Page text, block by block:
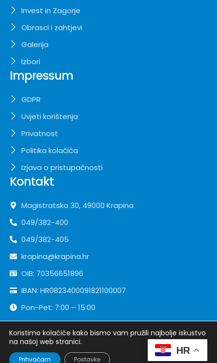
Invest in Zagorje
Obrasci i zahtjevi
Galerija
Izbori
Impressum
GDPR
Uvjeti korištenja
Privatnost
Politika kolačića
Izjava o pristupačnosti
Kontakt
Magistratska 30, 49000 Krapina
049/382-400
049/382-405
krapina@krapina.hr
OIB: 70356651896
IBAN: HR0823400091821100007
Pon-Pet: 7:00 – 15:00
Copyright ©Grad Krapina
| Sva prava pridržana
Developed by
krMedia
HR
Koristimo kolačiće kako bismo vam pružili najbolje iskustvo
na našoj web stranici.
Prihvaćam Postavke